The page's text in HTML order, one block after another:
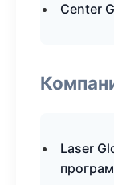
Center
Laser